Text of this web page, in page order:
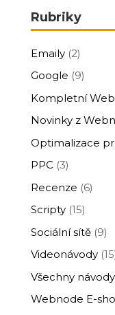
Rubriky
Emaily(2)
Google (9)
Kompletní
Novinky z
Optimalizace
PPC (3)
Recenze (6)
Scripty(15)
Sociální sítě(9)
Videonávody
Všechny návody
Webnode E-